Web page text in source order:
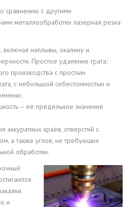
сравнению с другими
металлообработки лазерная резка
включая наплывы, окалину и
Простое удаление грата;
производства с простым
с небольшой себестоимостью и
– её предельное значение
аккуратных краёв, отверстий с
а также углов, не требующих
обработки.
и